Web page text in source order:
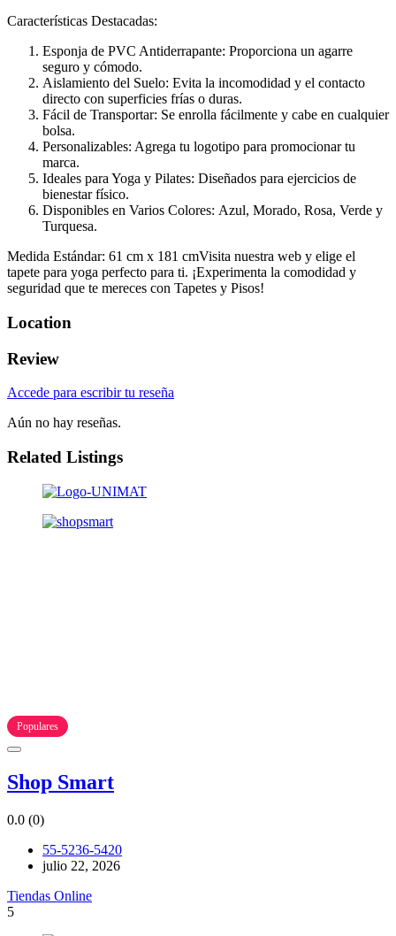
Características Destacadas:
Esponja de PVC Antiderrapante: Proporciona un agarre
seguro y cómodo.
Aislamiento del Suelo: Evita la incomodidad y el contacto
directo con superficies frías o duras.
Fácil de Transportar: Se enrolla fácilmente y cabe en cualquier
bolsa.
Personalizables: Agrega tu logotipo para promocionar tu
marca.
Ideales para Yoga y Pilates: Diseñados para ejercicios de
bienestar físico.
Disponibles en Varios Colores: Azul, Morado, Rosa, Verde y
Turquesa.
Medida Estándar: 61 cm x 181 cmVisita nuestra web y elige el
tapete para yoga perfecto para ti. ¡Experimenta la comodidad y
seguridad que te mereces con Tapetes y Pisos!
Location
Review
Accede para escribir tu reseña
Aún no hay reseñas.
Related Listings
Populares
Shop Smart
0.0 (0)
55-5236-5420
julio 22, 2026
Tiendas Online
5